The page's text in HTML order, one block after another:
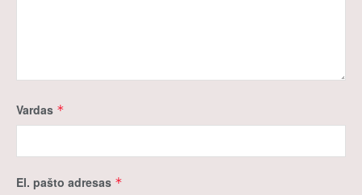
Vardas *
El. pašto adresas *